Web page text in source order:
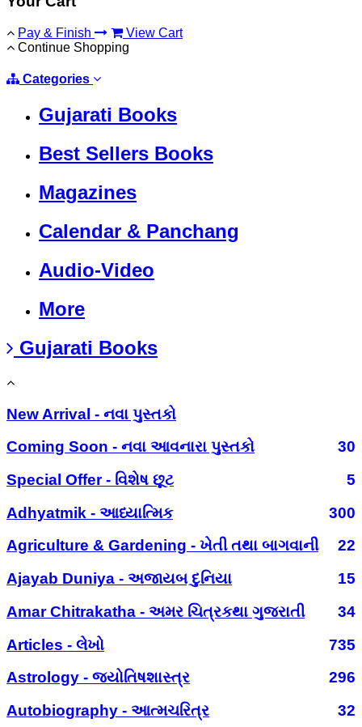
Pay & Finish
View Cart
Continue Shopping
Categories
Gujarati Books
Best Sellers Books
Magazines
Calendar & Panchang
Audio-Video
More
Gujarati Books
New Arrival - નવા પુસ્તકો
Coming Soon - નવા આવનારા પુસ્તકો
30
Special Offer - વિશેષ છૂટ
5
Adhyatmik - આધ્યાત્મિક
300
Agriculture & Gardening - ખેતી તથા બાગવાની
22
Ajayab Duniya - અજાયબ દુનિયા
15
Amar Chitrakatha - અમર ચિત્રકથા ગુજરાતી
34
Articles - લેખો
735
Astrology - જ્યોતિષશાસ્ત્ર
296
Autobiography - આત્મચરિત્ર
32